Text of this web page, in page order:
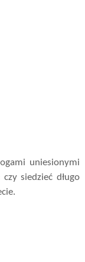
uniesionymi
siedzieć długo